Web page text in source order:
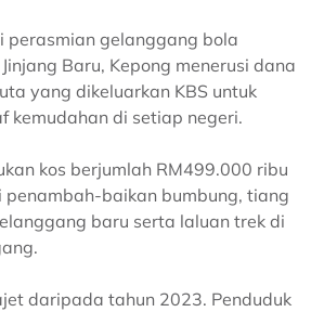
perasmian gelanggang bola
Baru, Kepong menerusi dana
yang dikeluarkan KBS untuk
kemudahan di setiap negeri.
kos berjumlah RM499.000 ribu
penambah-baikan bumbung, tiang
baru serta laluan trek di
daripada tahun 2023. Penduduk